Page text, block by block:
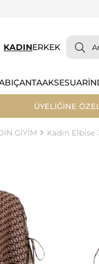
KADINERKEK
ÇANTAAKSESUAR
ÜYELİĞİNE
GİYİM Kadın Elbise